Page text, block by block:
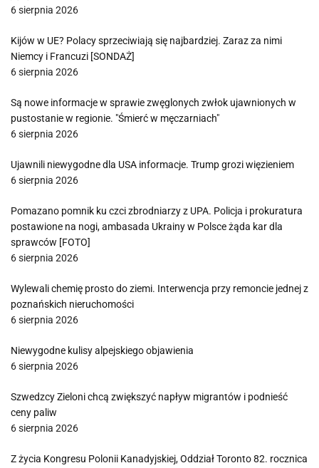
6 sierpnia 2026
Kijów w UE? Polacy sprzeciwiają się najbardziej. Zaraz za nimi
Niemcy i Francuzi [SONDAŻ]
6 sierpnia 2026
Są nowe informacje w sprawie zwęglonych zwłok ujawnionych w
pustostanie w regionie. "Śmierć w męczarniach"
6 sierpnia 2026
Ujawnili niewygodne dla USA informacje. Trump grozi więzieniem
6 sierpnia 2026
Pomazano pomnik ku czci zbrodniarzy z UPA. Policja i prokuratura
postawione na nogi, ambasada Ukrainy w Polsce żąda kar dla
sprawców [FOTO]
6 sierpnia 2026
Wylewali chemię prosto do ziemi. Interwencja przy remoncie jednej z
poznańskich nieruchomości
6 sierpnia 2026
Niewygodne kulisy alpejskiego objawienia
6 sierpnia 2026
Szwedzcy Zieloni chcą zwiększyć napływ migrantów i podnieść
ceny paliw
6 sierpnia 2026
Z życia Kongresu Polonii Kanadyjskiej, Oddział Toronto 82. rocznica